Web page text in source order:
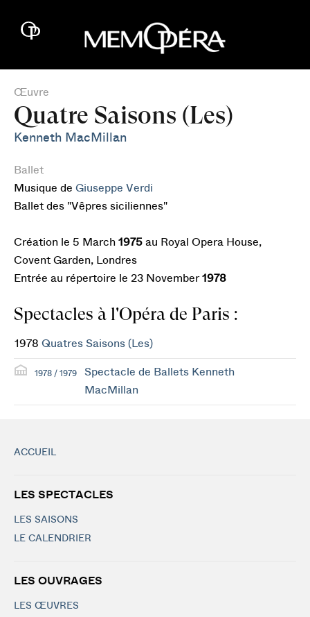
Œuvre
Quatre Saisons (Les)
Kenneth MacMillan
Ballet
Musique de Giuseppe Verdi
Ballet des "Vêpres siciliennes"
Création le 5 March 1975 au Royal Opera House,
Covent Garden, Londres
Entrée au répertoire le 23 November1978
Spectacles à l'Opéra de Paris :
1978 Quatres Saisons (Les)
1978 / 1979
Spectacle de Ballets Kenneth
MacMillan
ACCUEIL
LES SPECTACLES
LES SAISONS
LE CALENDRIER
LES OUVRAGES
LES ŒUVRES